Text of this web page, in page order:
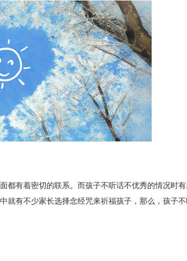
都有着密切的联系。而孩子不听话不优秀的情况时
就有不少家长选择念经咒来祈福孩子，那么，孩子